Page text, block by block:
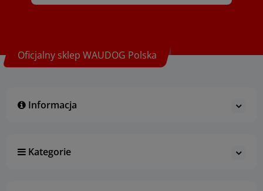
Oficjalny sklep WAUDOG Polska
Informacja
Kategorie